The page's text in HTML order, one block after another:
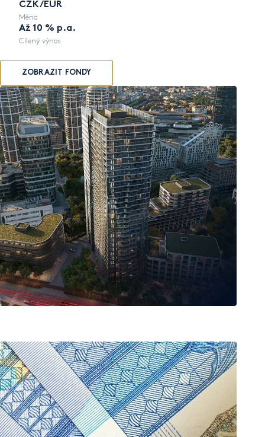
CZK/EUR
Měna
Až 10 % p.a.
Cílený výnos
ZOBRAZIT FONDY